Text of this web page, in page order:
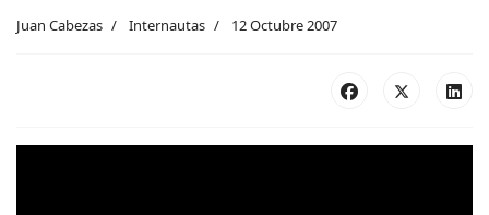
Juan Cabezas Internautas 12 Octubre 2007